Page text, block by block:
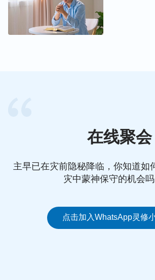
每日灵修App的在线畅聊功能是其他
工服务 ，我们在灵修过程中有任何
都可以通过在线畅聊随时沟通交流
说了这些，你是否想立马体验呢？其
在线聚会
主早已在灾前隐秘降临，你知道如
灾中蒙神保守的机会吗
点击加入WhatsApp灵修